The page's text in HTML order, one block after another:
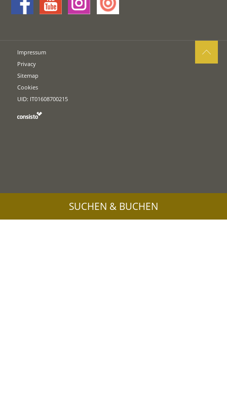
Impressum
Privacy
Sitemap
Cookies
UID: IT01608700215
SUCHEN & BUCHEN